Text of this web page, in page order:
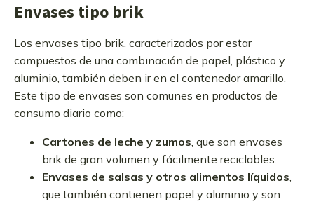
Envases tipo brik
Los envases tipo brik, caracterizados por estar
compuestos de una combinación de papel, plástico y
aluminio, también deben ir en el contenedor amarillo.
Este tipo de envases son comunes en productos de
consumo diario como:
Cartones de leche y zumos, que son envases
brik de gran volumen y fácilmente reciclables.
Envases de salsas y otros alimentos líquidos,
que también contienen papel y aluminio y son